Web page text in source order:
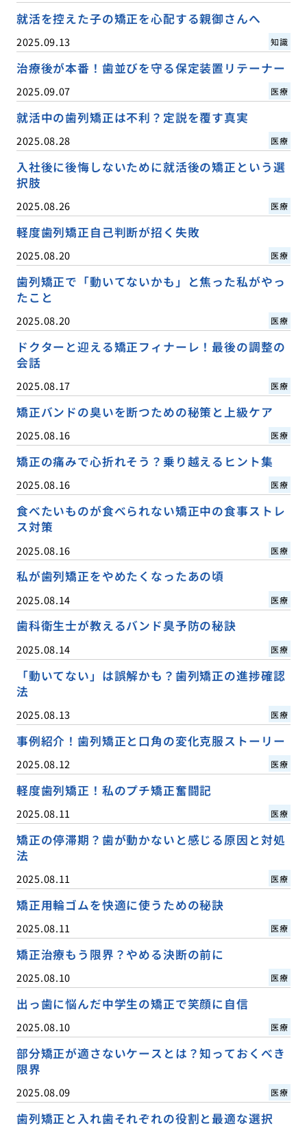
就活を控えた子の矯正を心配する親御さんへ
2025.09.13 知識
治療後が本番！歯並びを守る保定装置リテーナー
2025.09.07 医療
就活中の歯列矯正は不利？定説を覆す真実
2025.08.28 医療
入社後に後悔しないために就活後の矯正という選
択肢
2025.08.26 医療
軽度歯列矯正自己判断が招く失敗
2025.08.20 医療
歯列矯正で「動いてないかも」と焦った私がやっ
たこと
2025.08.20 医療
ドクターと迎える矯正フィナーレ！最後の調整の
会話
2025.08.17 医療
矯正バンドの臭いを断つための秘策と上級ケア
2025.08.16 医療
矯正の痛みで心折れそう？乗り越えるヒント集
2025.08.16 医療
食べたいものが食べられない矯正中の食事ストレ
ス対策
2025.08.16 医療
私が歯列矯正をやめたくなったあの頃
2025.08.14 医療
歯科衛生士が教えるバンド臭予防の秘訣
2025.08.14 医療
「動いてない」は誤解かも？歯列矯正の進捗確認
法
2025.08.13 医療
事例紹介！歯列矯正と口角の変化克服ストーリー
2025.08.12 医療
軽度歯列矯正！私のプチ矯正奮闘記
2025.08.11 医療
矯正の停滞期？歯が動かないと感じる原因と対処
法
2025.08.11 医療
矯正用輪ゴムを快適に使うための秘訣
2025.08.11 医療
矯正治療もう限界？やめる決断の前に
2025.08.10 医療
出っ歯に悩んだ中学生の矯正で笑顔に自信
2025.08.10 医療
部分矯正が適さないケースとは？知っておくべき
限界
2025.08.09 医療
歯列矯正と入れ歯それぞれの役割と最適な選択